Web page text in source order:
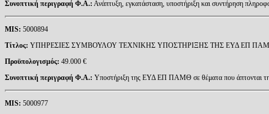
Συνοπτική περιγραφή Φ.Α.: Ανάπτυξη, εγκατάσταση, υποστήριξη και συντήρηση
MIS: 5000894
Τίτλος: ΥΠΗΡΕΣΙΕΣ ΣΥΜΒΟΥΛΟΥ ΤΕΧΝΙΚΗΣ ΥΠΟΣΤΗΡΙΞΗΣ ΤΗΣ ΕΥΔ ΕΠ
Προϋπολογισμός: 49.000 €
Συνοπτική περιγραφή Φ.Α.: Υποστήριξη της ΕΥΔ ΕΠ ΠΑΜΘ σε θέματα που άπτονται
MIS: 5000977